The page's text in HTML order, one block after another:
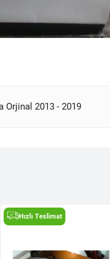
Orjinal 2013 - 2019
Hızlı Teslimat